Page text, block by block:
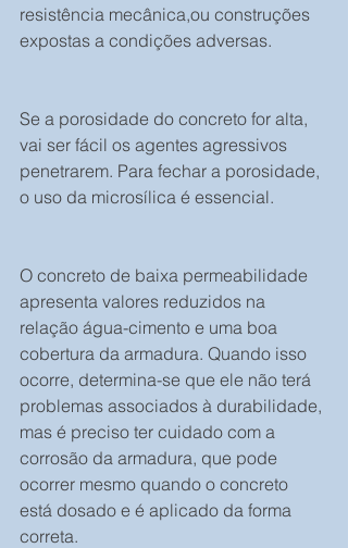
resistência mecânica,ou construções
expostas a condições adversas.
Se a porosidade do concreto for alta,
vai ser fácil os agentes agressivos
penetrarem. Para fechar a porosidade,
o uso da microsílica é essencial.
O concreto de baixa permeabilidade
apresenta valores reduzidos na
relação água-cimento e uma boa
cobertura da armadura. Quando isso
ocorre, determina-se que ele não terá
problemas associados à durabilidade,
mas é preciso ter cuidado com a
corrosão da armadura, que pode
ocorrer mesmo quando o concreto
está dosado e é aplicado da forma
correta.